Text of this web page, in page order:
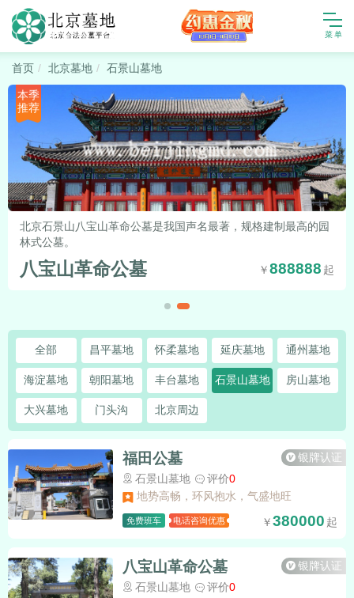
首页 北京墓地 石景山墓地
本季
推荐
北京石景山八宝山革命公墓是我国声名最著，规格建制最高的园
林式公墓。
八宝山革命公墓 888888
全部 昌平墓地 怀柔墓地 延庆墓地 通州墓地
海淀墓地 朝阳墓地 丰台墓地 石景山墓地 房山墓地
大兴墓地 门头沟 北京周边
福田公墓
石景山墓地 评价0
银牌认证
地势高畅，环风抱水，气盛地旺
免费班车 电话咨询优惠 380000
八宝山革命公墓
石景山墓地 评价0
银牌认证